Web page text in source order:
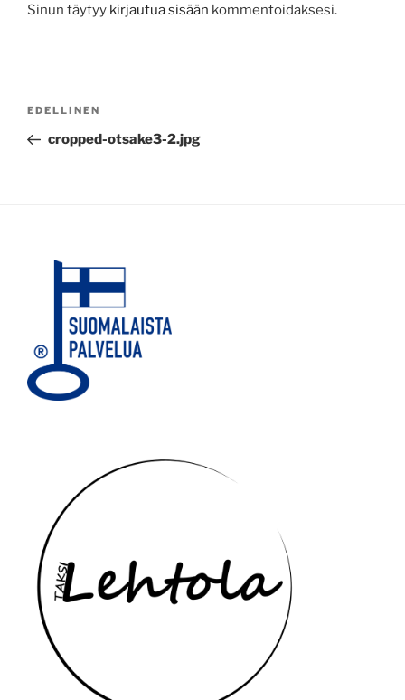
Sinun täytyy kirjautua sisään kommentoidaksesi.
Edellinen
artikkeli
EDELLINEN
cropped-otsake3-2.jpg